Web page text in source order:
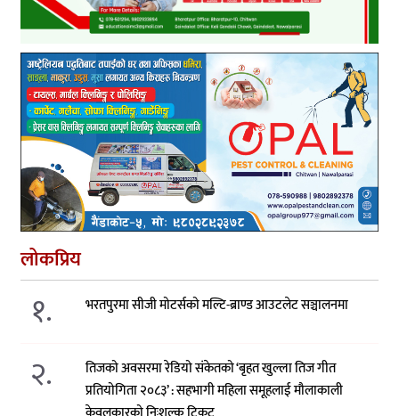
लोकप्रिय
१. भरतपुरमा सीजी मोटर्सको मल्टि-ब्राण्ड आउटलेट सञ्चालनमा
२.
तिजको अवसरमा रेडियो संकेतको ‘बृहत खुल्ला तिज गीत
प्रतियोगिता २०८३’ : सहभागी महिला समूहलाई मौलाकाली